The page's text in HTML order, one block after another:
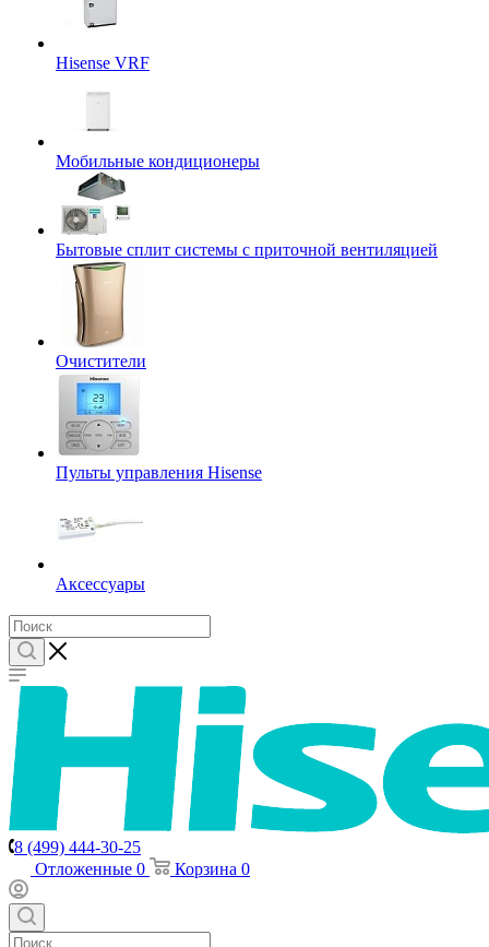
Hisense VRF
Мобильные кондиционеры
Бытовые сплит системы с приточной вентиляцией
Очистители
Пульты управления Hisense
Аксессуары
8 (499) 444-30-25
Отложенные 0 Корзина 0